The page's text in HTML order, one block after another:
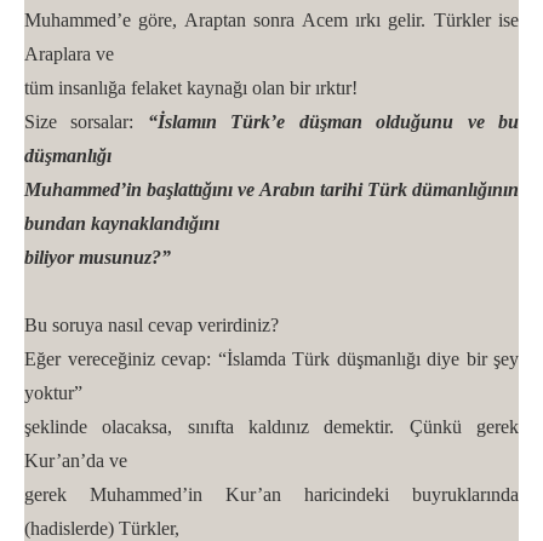
Muhammed’e göre, Araptan sonra Acem ırkı gelir. Türkler ise
Araplara ve
tüm insanlığa felaket kaynağı olan bir ırktır!
Size sorsalar: “İslamın Türk’e düşman olduğunu ve bu
düşmanlığı
Muhammed’in başlattığını ve Arabın tarihi Türk dümanlığının
bundan kaynaklandığını
biliyor musunuz?”
Bu soruya nasıl cevap verirdiniz?
Eğer vereceğiniz cevap: “İslamda Türk düşmanlığı diye bir şey
yoktur”
şeklinde olacaksa, sınıfta kaldınız demektir. Çünkü gerek
Kur’an’da ve
gerek Muhammed’in Kur’an haricindeki buyruklarında
(hadislerde) Türkler,